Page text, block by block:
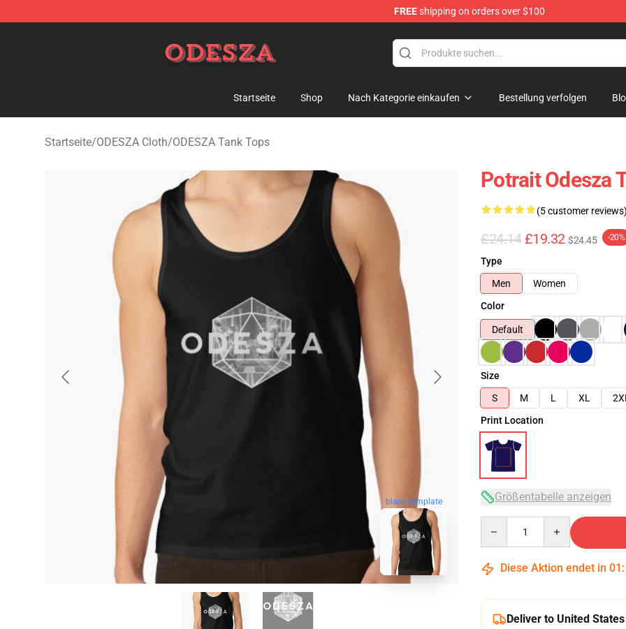
FREEshipping on orders over $100
Startseite Shop Nach Kategorie einkaufen Bestellung verfolgen
Startseite/ODESZA Cloth/ODESZA Tank Tops
blank template
Potrait Odesza
(5 customer reviews)
£24.14 £19.32 $24.45 -20%
Type
Men
Women
Color
Default
Size
S
M L XL 2XL
Print Location
Größentabelle anzeigen
Diese Aktion endet in 01 :
Deliver to United States